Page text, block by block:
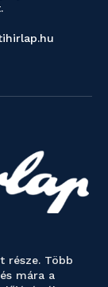
része. Több
mára a